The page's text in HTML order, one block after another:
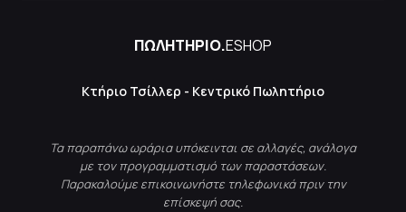
ΠΩΛΗΤΗΡΙΟ.ESHOP
Κτήριο Τσίλλερ - Κεντρικό Πωλητήριο
Τα παραπάνω ωράρια υπόκεινται σε αλλαγές, ανάλογα
με τον προγραμματισμό των παραστάσεων.
Παρακαλούμε επικοινωνήστε τηλεφωνικά πριν την
επίσκεψή σας.